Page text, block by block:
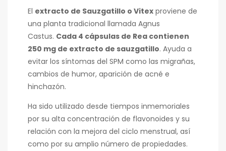
El extracto de Sauzgatillo o Vitex proviene de
una planta tradicional llamada Agnus
Castus. Cada 4 cápsulas de Rea contienen
250 mg de extracto de sauzgatillo. Ayuda a
evitar los síntomas del SPM como las migrañas,
cambios de humor, aparición de acné e
hinchazón.
Ha sido utilizado desde tiempos inmemoriales
por su alta concentración de flavonoides y su
relación con la mejora del ciclo menstrual, así
como por su amplio número de propiedades.